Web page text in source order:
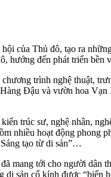
của Thủ đô, tạo ra
hướng đến phát triển bền
trình nghệ thuật,
Đậu và vườn hoa
trúc sư, nghệ nhân,
nhiều hoạt động phong
tạo từ di sản”…
mang tới cho người dân
sản cổ kính được “biến